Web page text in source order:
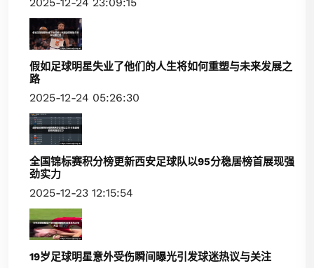
2025-12-24 23:09:15
假如足球明星失业了他们的人生将如何重塑与未来发展之
路
2025-12-24 05:26:30
全国锦标赛积分榜更新西安足球队以95分稳居榜首展现强
劲实力
2025-12-23 12:15:54
19岁足球明星意外受伤瞬间曝光引发球迷热议与关注